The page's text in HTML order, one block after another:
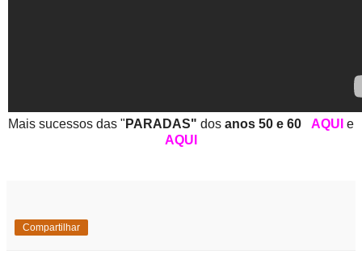
Mais sucessos das " PARADAS" dos anos 50 e 60 AQUI e
AQUI
Compartilhar